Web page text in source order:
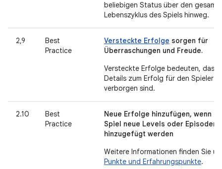
beliebigen Status über den
Lebenszyklus des Spiels hinweg.
2,9
Best
Practice
Versteckte Erfolge sorgen für
Überraschungen und Freude.
Versteckte Erfolge bedeuten, dass
Details zum Erfolg für den Spieler
verborgen sind.
2.10
Best
Practice
Neue Erfolge hinzufügen, wenn
Spiel neue Levels oder Episoden
hinzugefügt werden
Weitere Informationen finden Sie
Punkte und Erfahrungspunkte.